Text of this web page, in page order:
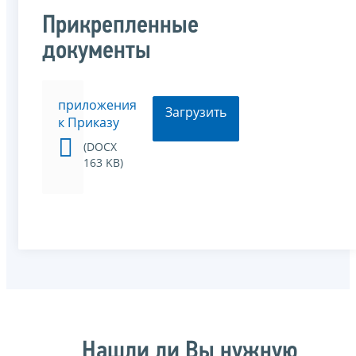
Прикрепленные
документы
приложения
к Приказу
(DOCX
163 KB)
Загрузить